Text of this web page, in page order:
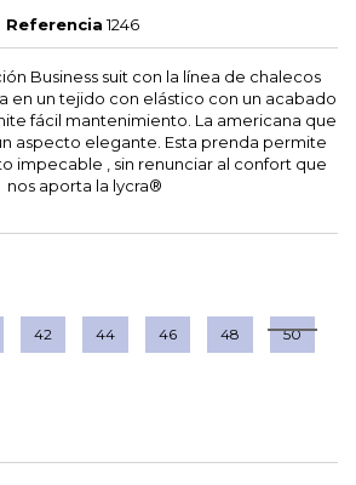
Referencia 1246
Business suit con la línea de chalecos
en un tejido con elástico con un acabado
fácil mantenimiento. La americana que
aspecto elegante. Esta prenda permite
impecable , sin renunciar al confort que
nos aporta la lycra®
42 44 46 48 50